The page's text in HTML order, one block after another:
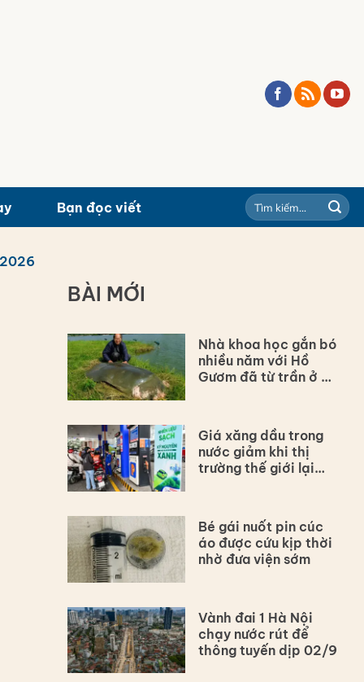
Bạn đọc viết
BÀI MỚI
Nhà khoa học gắn bó
nhiều năm với Hồ
Gươm đã từ trần ở Hà
Giá xăng dầu trong
nước giảm khi thị
trường thế giới lại
Bé gái nuốt pin cúc
áo được cứu kịp thời
nhờ đưa viện sớm
Vành đai 1 Hà Nội
chạy nước rút để
thông tuyến dịp 02/9